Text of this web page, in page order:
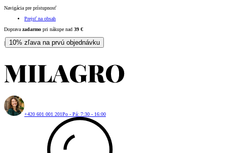
Navigácia pre prístupnosť
Prejsť na obsah
Doprava zadarmo pri nákupe nad 39 €
| 10% zľava na prvú objednávku
+420 601 001 201Po - Pá: 7:30 - 16:00